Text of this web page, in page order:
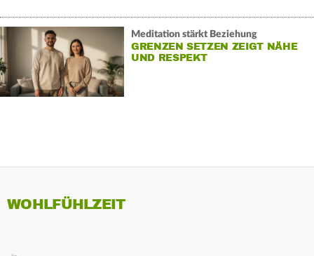
Meditation stärkt Beziehung
GRENZEN SETZEN ZEIGT NÄHE
UND RESPEKT
WOHLFÜHLZEIT